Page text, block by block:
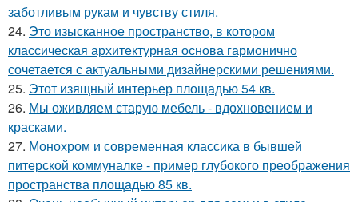
заботливым рукам и чувству стиля.
24. Это изысканное пространство, в котором
классическая архитектурная основа гармонично
сочетается с актуальными дизайнерскими решениями.
25. Этот изящный интерьер площадью 54 кв.
26. Мы оживляем старую мебель - вдохновением и
красками.
27. Монохром и современная классика в бывшей
питерской коммуналке - пример глубокого преображения
пространства площадью 85 кв.